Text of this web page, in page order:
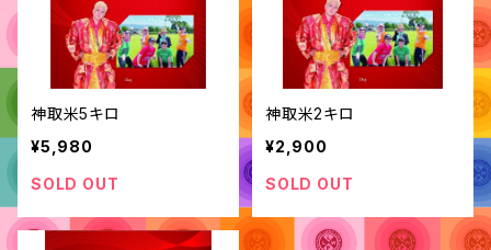
神取米5キロ
¥5,980
SOLD OUT
神取米2キロ
¥2,900
SOLD OUT